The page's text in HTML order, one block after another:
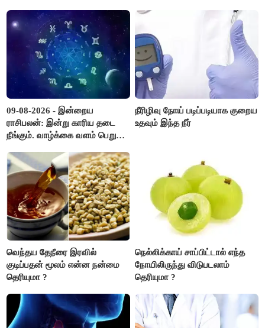
09-08-2026 - இன்றைய
ராசிபலன்: இன்று காரிய தடை
நீங்கும். வாழ்க்கை வளம் பெறும்.
எடைபோடுவது நல்லது..!
நீரிழிவு நோய் படிப்படியாக குறைய
உதவும் இந்த நீர்
வெந்தய தேநீரை இரவில்
குடிப்பதன் மூலம் என்ன நன்மை
தெரியுமா ?
நெல்லிக்காய் சாப்பிட்டால் எந்த
நோயிலிருந்து விடுபடலாம்
தெரியுமா ?